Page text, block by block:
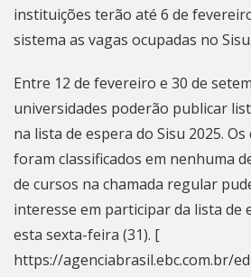
instituições terão até 6 de
sistema as vagas ocupadas no Sisu.
Entre 12 de fevereiro e 30 de
universidades poderão publicar
na lista de espera do Sisu 2025.
foram classificados em nenhuma
de cursos na chamada regular
interesse em participar da lista de
esta sexta-feira (31). [
https://agenciabrasil.ebc.com.br/